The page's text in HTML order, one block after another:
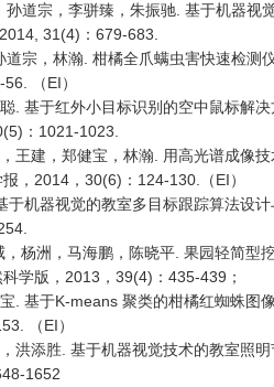
孙道宗，李骈臻，朱振驰. 基于机器视
31(4)：679-683.
道宗，林瀚. 柑橘全爪螨虫害快速检测
（EI）
. 基于红外小目标识别的空中鼠标解
：1021-1023.
王建，郑健宝，林瀚. 用高光谱成像
，2014，30(6)：124-130.（EI）
于机器视觉的教室多目标跟踪算法设
，杨洲，马海鹏，陈晓平. 果园轻简型
学版，2013，39(4)：435-439；
. 基于K-means 聚类的柑橘红蜘蛛图
（EI）
洪添胜. 基于机器视觉技术的教室照
1652